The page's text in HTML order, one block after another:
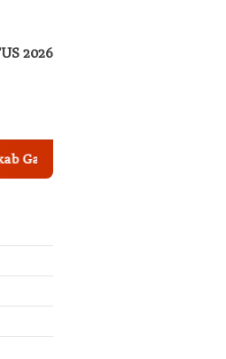
2026
Peka Mengatasi Ancaman